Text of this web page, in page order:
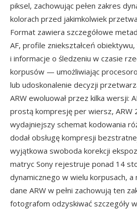
piksel, zachowując pełen zakres
kolorach przed jakimkolwiek
Format zawiera szczegółowe
AF, profile zniekształceń
i informacje o śledzeniu w czasie
korpusów — umożliwiając
lub udoskonalenie decyzji
ARW ewoluował przez kilka wersji:
prostą kompresję per wiersz, ARW
wydajniejszy schemat kodowania
dodał obsługę kompresji
wyjątkowa swoboda korekcji
matryc Sony rejestruje ponad 14
dynamicznego w wielu korpusach,
dane ARW w pełni zachowują ten
fotografom odzyskiwać szczegóły